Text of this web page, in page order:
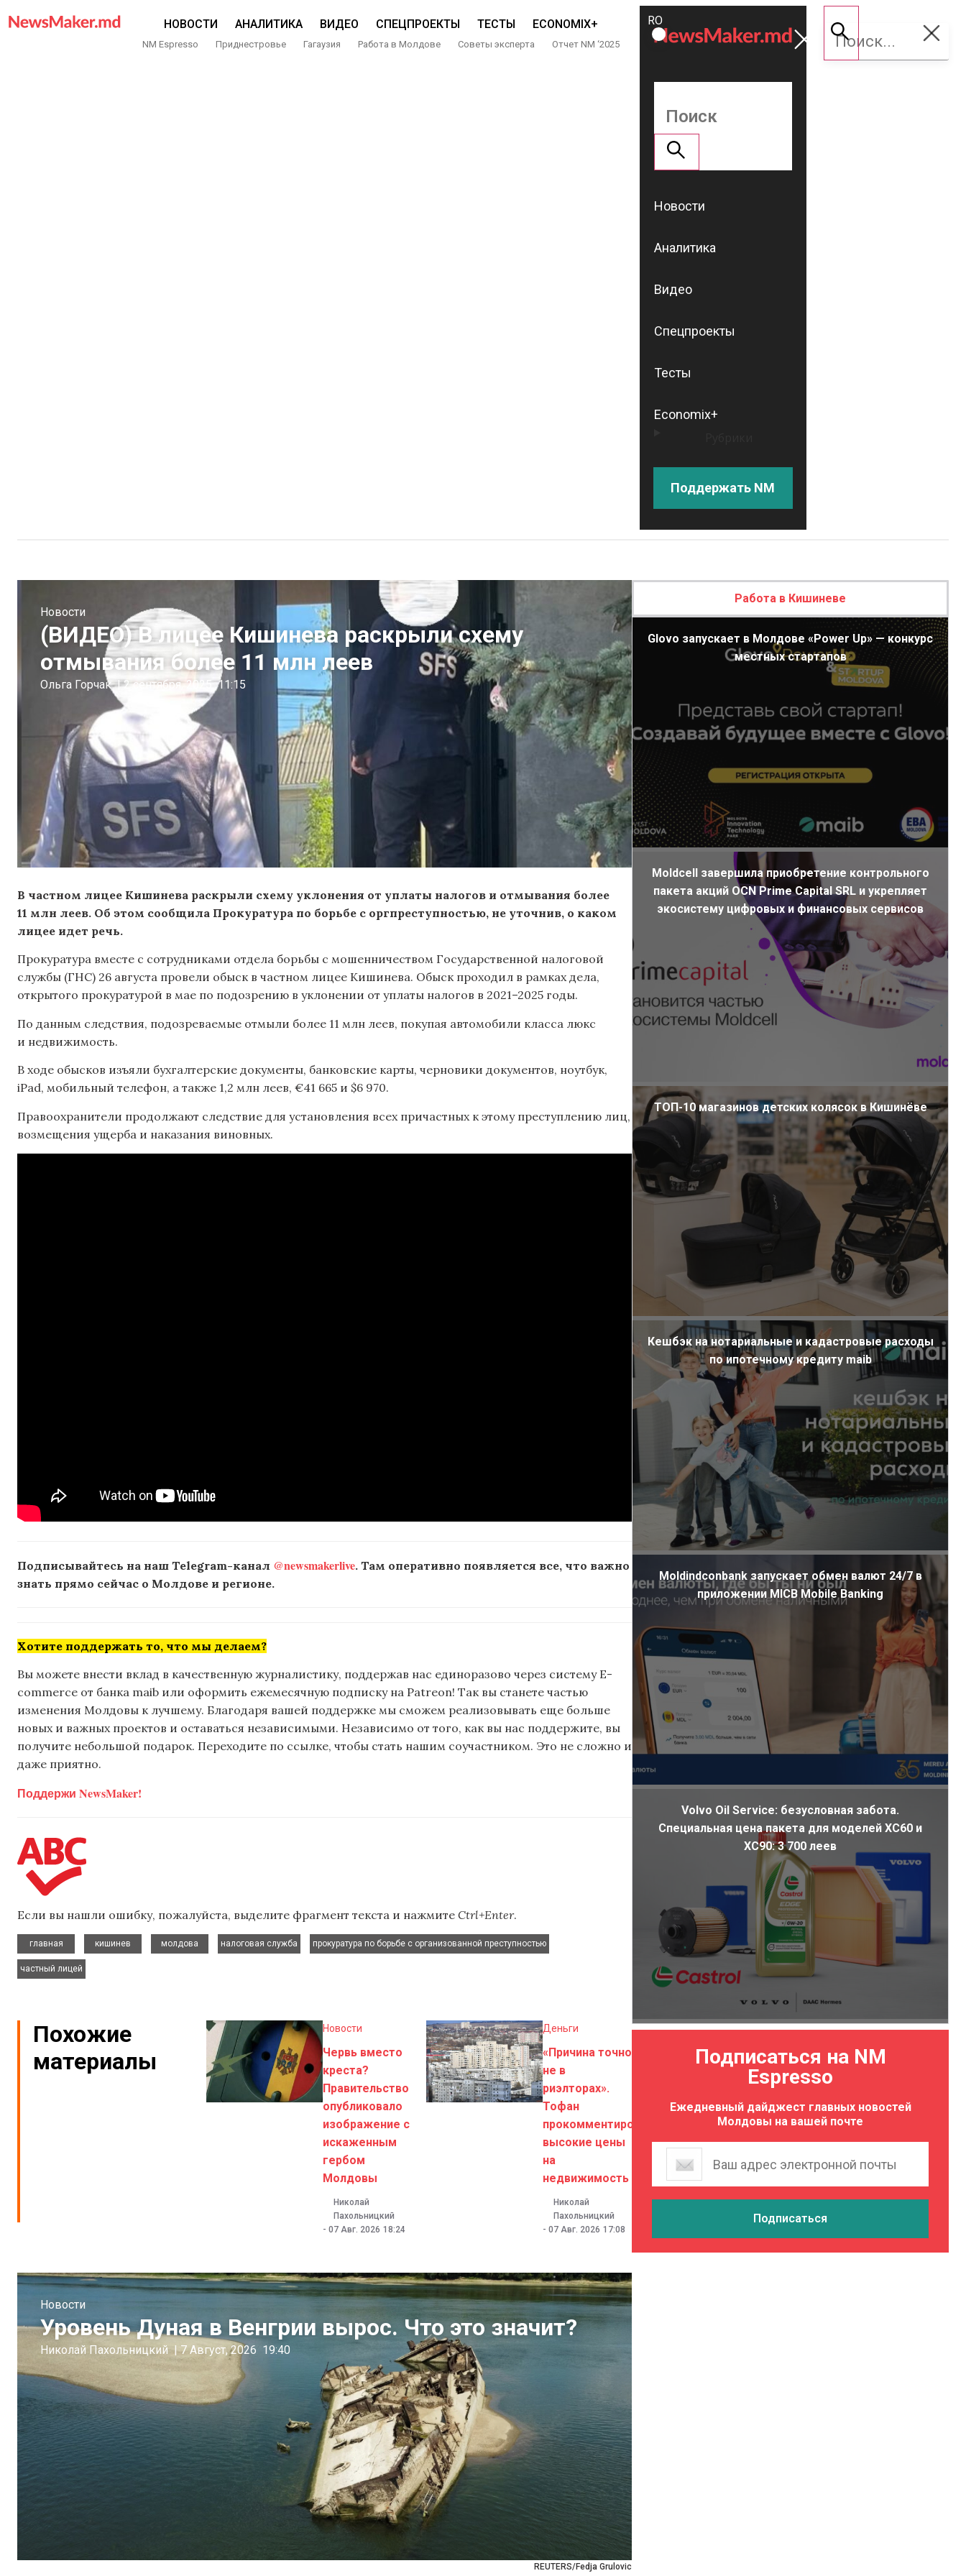
НОВОСТИ АНАЛИТИКА ВИДЕО СПЕЦПРОЕКТЫ ТЕСТЫ ECONOMIX+
NM Espresso Приднестровье Гагаузия Работа в Молдове Советы эксперта Отчет NM ‘2025
ROMÂNĂ
RU
Поддержать
NM
Новости
Аналитика
Видео
Спецпроекты
Тесты
Economix+
Поддержать NM
Новости
(ВИДЕО) В лицее Кишинева раскрыли схему
отмывания более 11 млн леев
Ольга Горчак | 2 сентября, 2025 11:15
В частном лицее Кишинева раскрыли схему уклонения от уплаты налогов и отмывания более
11 млн леев. Об этом сообщила Прокуратура по борьбе с оргпреступностью, не уточнив, о каком
лицее идет речь.
Прокуратура вместе с сотрудниками отдела борьбы с мошенничеством Государственной налоговой
службы (ГНС) 26 августа провели обыск в частном лицее Кишинева. Обыск проходил в рамках дела,
открытого прокуратурой в мае по подозрению в уклонении от уплаты налогов в 2021–2025 годы.
По данным следствия, подозреваемые отмыли более 11 млн леев, покупая автомобили класса люкс
и недвижимость.
В ходе обысков изъяли бухгалтерские документы, банковские карты, черновики документов, ноутбук,
iPad, мобильный телефон, а также 1,2 млн леев, €41 665 и $6 970.
Правоохранители продолжают следствие для установления всех причастных к этому преступлению лиц,
возмещения ущерба и наказания виновных.
Подписывайтесь на наш Telegram-канал @newsmakerlive. Там оперативно появляется все, что важно
знать прямо сейчас о Молдове и регионе.
Хотите поддержать то, что мы делаем?
Вы можете внести вклад в качественную журналистику, поддержав нас единоразово через систему E-
commerce от банка maib или оформить ежемесячную подписку на Patreon! Так вы станете частью
изменения Молдовы к лучшему. Благодаря вашей поддержке мы сможем реализовывать еще больше
новых и важных проектов и оставаться независимыми. Независимо от того, как вы нас поддержите, вы
получите небольшой подарок. Переходите по ссылке, чтобы стать нашим соучастником. Это не сложно и
даже приятно.
Поддержи NewsMaker!
Если вы нашли ошибку, пожалуйста, выделите фрагмент текста и нажмите Ctrl+Enter.
главная
кишинев
молдова
налоговая служба
прокуратура по борьбе с организованной преступностью
частный лицей
Похожие
материалы
Новости
Червь вместо
креста?
Правительство
опубликовало
изображение с
искаженным
гербом
Молдовы
Николай
Пахольницкий
- 07 Авг. 2026 18:24
Деньги
«Причина точно
не в
риэлторах».
Тофан
прокомментировал
высокие цены
на
недвижимость
Николай
Пахольницкий
- 07 Авг. 2026 17:08
REUTERS/Fedja Grulovic
Новости
Уровень Дуная в Венгрии вырос. Что это значит?
Николай Пахольницкий | 7 Август, 2026 19:40
Работа в Кишиневе
Glovo запускает в Молдове «Power Up» — конкурс
местных стартапов
Moldcell завершила приобретение контрольного
пакета акций OCN Prime Capital SRL и укрепляет
экосистему цифровых и финансовых сервисов
ТОП-10 магазинов детских колясок в Кишинёве
Кешбэк на нотариальные и кадастровые расходы
по ипотечному кредиту maib
Moldindconbank запускает обмен валют 24/7 в
приложении MICB Mobile Banking
Volvo Oil Service: безусловная забота.
Специальная цена пакета для моделей XC60 и
XC90: 3 700 леев
Подписаться на NM
Espresso
Ежедневный дайджест главных новостей
Молдовы на вашей почте